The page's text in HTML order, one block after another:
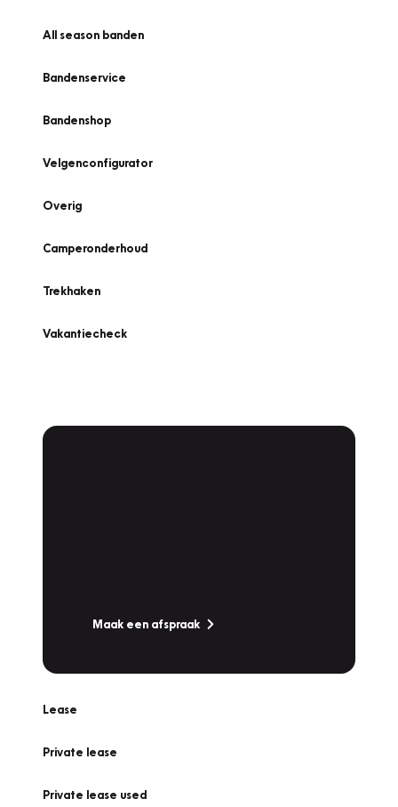
All season banden
Bandenservice
Bandenshop
Velgenconfigurator
Overig
Camperonderhoud
Trekhaken
Vakantiecheck
Maak een afspraak
Lease
Private lease
Private lease used